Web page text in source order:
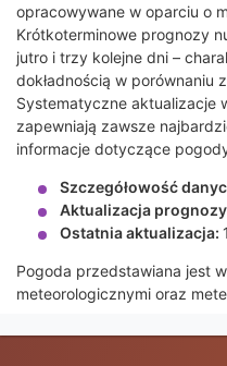
opracowywane w oparciu o
Krótkoterminowe prognozy
jutro i trzy kolejne dni –
dokładnością w porównaniu
Systematyczne aktualizacje
zapewniają zawsze
informacje dotyczące
Szczegółowość
Aktualizacja
Ostatnia aktualizacja:
Pogoda przedstawiana jest
meteorologicznymi oraz